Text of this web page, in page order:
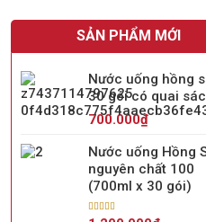
SẢN PHẨM MỚI
Nước uống hồng
30 gói có quai
700.000₫
Nước uống Hồng
nguyên chất 100
(700ml x 30 gói)
Được xếp